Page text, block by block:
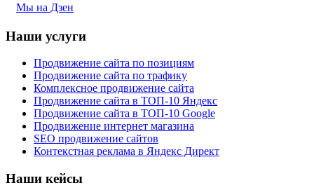
Мы на Дзен
Наши услуги
Продвижение сайта по позициям
Продвижение сайта по трафику
Комплексное продвижение сайта
Продвижение сайта в ТОП-10 Яндекс
Продвижение сайта в ТОП-10 Google
Продвижение интернет магазина
SEO продвижение сайтов
Контекстная реклама в Яндекс Директ
Наши кейсы